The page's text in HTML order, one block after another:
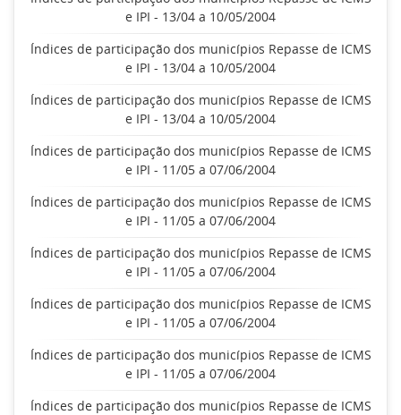
e IPI - 13/04 a 10/05/2004
Índices de participação dos municípios Repasse de ICMS
e IPI - 13/04 a 10/05/2004
Índices de participação dos municípios Repasse de ICMS
e IPI - 13/04 a 10/05/2004
Índices de participação dos municípios Repasse de ICMS
e IPI - 11/05 a 07/06/2004
Índices de participação dos municípios Repasse de ICMS
e IPI - 11/05 a 07/06/2004
Índices de participação dos municípios Repasse de ICMS
e IPI - 11/05 a 07/06/2004
Índices de participação dos municípios Repasse de ICMS
e IPI - 11/05 a 07/06/2004
Índices de participação dos municípios Repasse de ICMS
e IPI - 11/05 a 07/06/2004
Índices de participação dos municípios Repasse de ICMS